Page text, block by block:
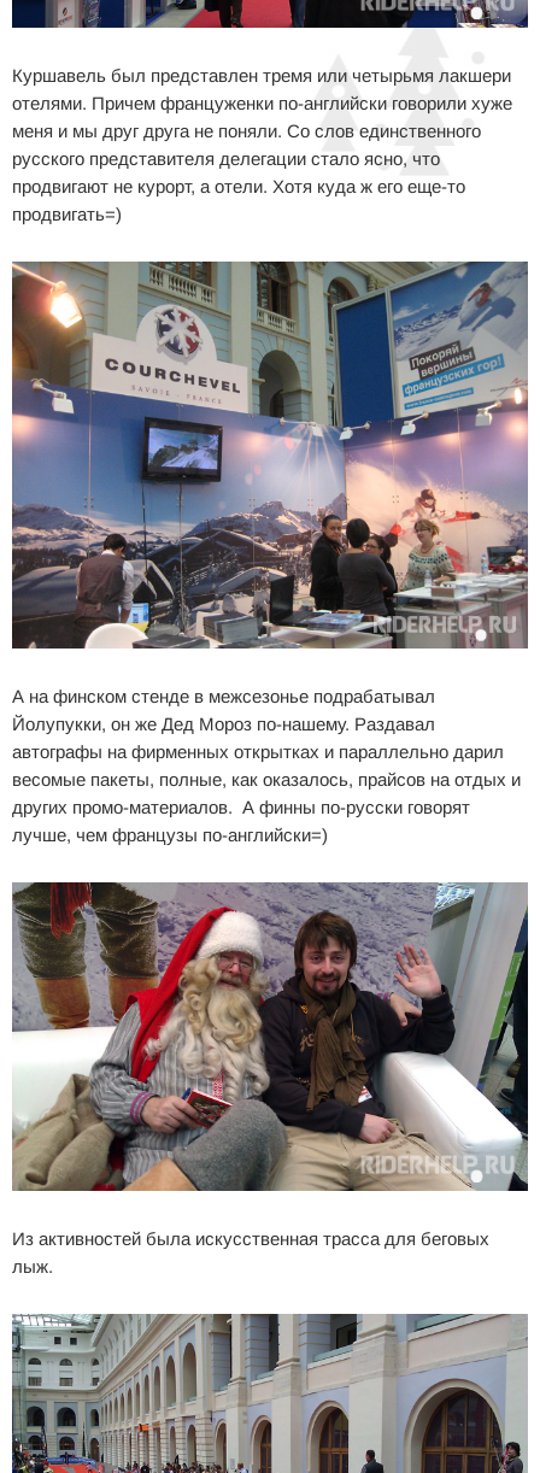
Куршавель был представлен тремя или четырьмя лакшери
отелями. Причем француженки по-английски говорили хуже
меня и мы друг друга не поняли. Со слов единственного
русского представителя делегации стало ясно, что
продвигают не курорт, а отели. Хотя куда ж его еще-то
продвигать=)
А на финском стенде в межсезонье подрабатывал
Йолупукки, он же Дед Мороз по-нашему. Раздавал
автографы на фирменных открытках и параллельно дарил
весомые пакеты, полные, как оказалось, прайсов на отдых и
других промо-материалов. А финны по-русски говорят
лучше, чем французы по-английски=)
Из активностей была искусственная трасса для беговых
лыж.